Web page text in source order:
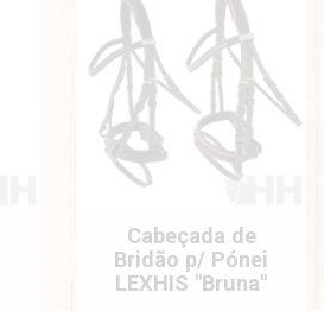
Cabeçada de
Bridão p/ Pónei
LEXHIS "Bruna"